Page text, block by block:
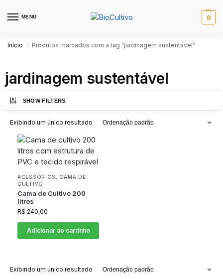
MENU 0
Início / Produtos marcados com a tag “jardinagem sustentável”
jardinagem sustentável
SHOW FILTERS
Exibindo um único resultado
ACESSÓRIOS
CAMA DE
CULTIVO
Cama de Cultivo 200
litros
R$ 240,00
Adicionar ao carrinho
Exibindo um único resultado